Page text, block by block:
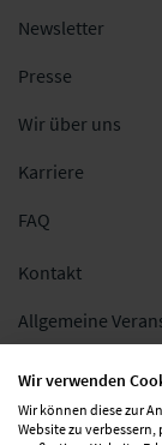
Newsletter
Presse
Wir über uns
Karriere
FAQ
Kontakt
Allgemeine
Impressum
Datenschutz
Wir verwenden
Wir können diese zur
Website zu